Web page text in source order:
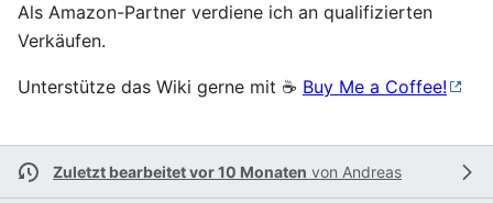
Als Amazon-Partner verdiene ich an qualifizierten
Verkäufen.
Unterstütze das Wiki gerne mit ☕ Buy Me a Coffee!
Zuletzt bearbeitet vor 10 Monaten von Andreas